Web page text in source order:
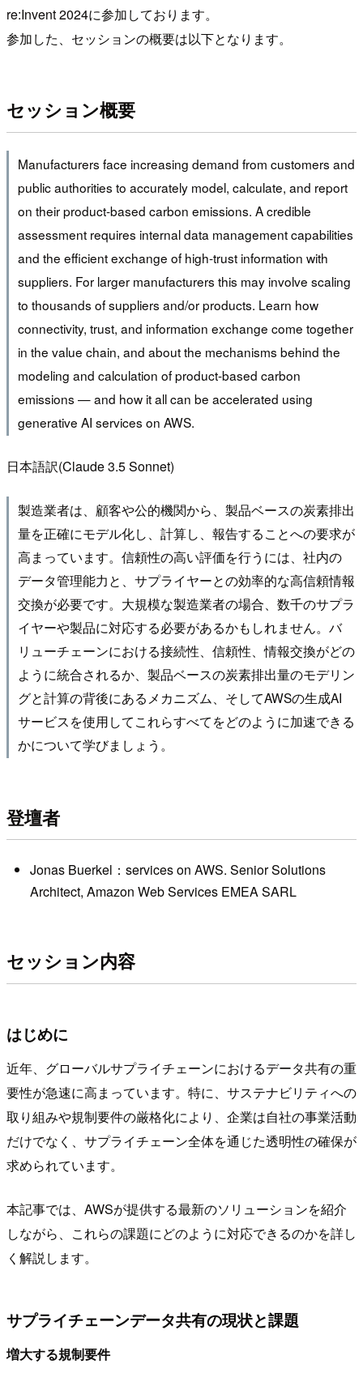
re:Invent 2024に参加しております。
参加した、セッションの概要は以下となります。
セッション概要
Manufacturers face increasing demand from customers and
public authorities to accurately model, calculate, and report
on their product-based carbon emissions. A credible
assessment requires internal data management capabilities
and the efficient exchange of high-trust information with
suppliers. For larger manufacturers this may involve scaling
to thousands of suppliers and/or products. Learn how
connectivity, trust, and information exchange come together
in the value chain, and about the mechanisms behind the
modeling and calculation of product-based carbon
emissions — and how it all can be accelerated using
generative AI services on AWS.
日本語訳(Claude 3.5 Sonnet)
製造業者は、顧客や公的機関から、製品ベースの炭素排出
量を正確にモデル化し、計算し、報告することへの要求が
高まっています。信頼性の高い評価を行うには、社内の
データ管理能力と、サプライヤーとの効率的な高信頼情報
交換が必要です。大規模な製造業者の場合、数千のサプラ
イヤーや製品に対応する必要があるかもしれません。バ
リューチェーンにおける接続性、信頼性、情報交換がどの
ように統合されるか、製品ベースの炭素排出量のモデリン
グと計算の背後にあるメカニズム、そしてAWSの生成AI
サービスを使用してこれらすべてをどのように加速できる
かについて学びましょう。
登壇者
Jonas Buerkel：services on AWS. Senior Solutions
Architect, Amazon Web Services EMEA SARL
セッション内容
はじめに
近年、グローバルサプライチェーンにおけるデータ共有の重
要性が急速に高まっています。特に、サステナビリティへの
取り組みや規制要件の厳格化により、企業は自社の事業活動
だけでなく、サプライチェーン全体を通じた透明性の確保が
求められています。
本記事では、AWSが提供する最新のソリューションを紹介
しながら、これらの課題にどのように対応できるのかを詳し
く解説します。
サプライチェーンデータ共有の現状と課題
増大する規制要件